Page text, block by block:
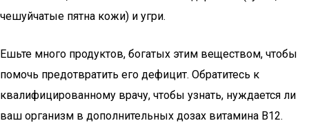
чешуйчатые пятна кожи) и угри.
Ешьте много продуктов, богатых этим веществом, чтобы
помочь предотвратить его дефицит. Обратитесь к
квалифицированному врачу, чтобы узнать, нуждается ли
ваш организм в дополнительных дозах витамина В12.